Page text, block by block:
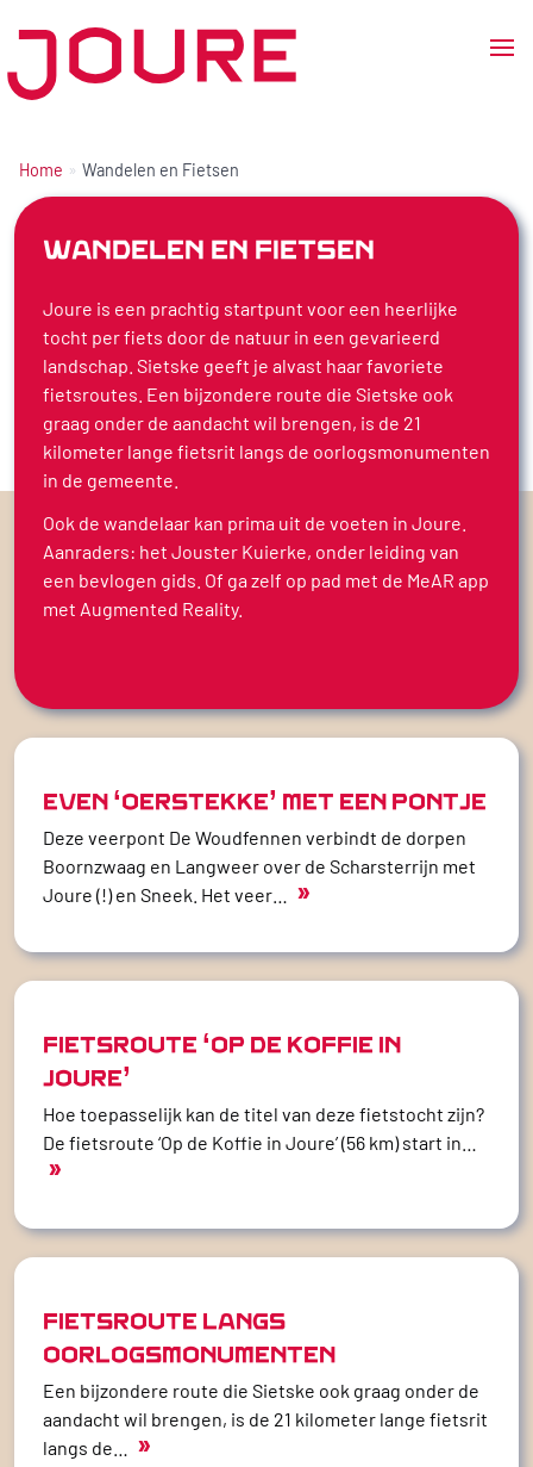
Ga
inhoud
Home Wandelen en Fietsen
WANDELEN EN FIETSEN
Joure is een prachtig startpunt voor een heerlijke
tocht per fiets door de natuur in een gevarieerd
landschap. Sietske geeft je alvast haar favoriete
fietsroutes. Een bijzondere route die Sietske ook
graag onder de aandacht wil brengen, is de 21
kilometer lange fietsrit langs de oorlogsmonumenten
in de gemeente.
Ook de wandelaar kan prima uit de voeten in Joure.
Aanraders: het Jouster Kuierke, onder leiding van
een bevlogen gids. Of ga zelf op pad met de MeAR app
met Augmented Reality.
EVEN ‘OERSTEKKE’ MET EEN PONTJE
Deze veerpont De Woudfennen verbindt de dorpen
Boornzwaag en Langweer over de Scharsterrijn met
Joure (!) en Sneek. Het veer…
»
FIETSROUTE ‘OP DE KOFFIE IN
JOURE’
Hoe toepasselijk kan de titel van deze fietstocht zijn?
De fietsroute ‘Op de Koffie in Joure’ (56 km) start in…
»
FIETSROUTE LANGS
OORLOGSMONUMENTEN
Een bijzondere route die Sietske ook graag onder de
aandacht wil brengen, is de 21 kilometer lange fietsrit
langs de…
»